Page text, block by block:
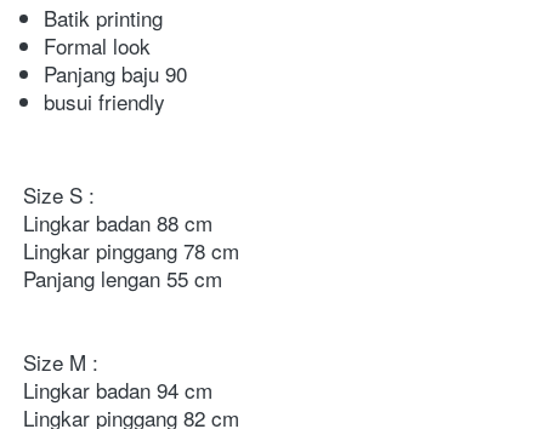
Batik printing
Formal look
Panjang baju 90
busui friendly
Size S :
Lingkar badan 88 cm
Lingkar pinggang 78 cm
Panjang lengan 55 cm
Size M :
Lingkar badan 94 cm
Lingkar pinggang 82 cm